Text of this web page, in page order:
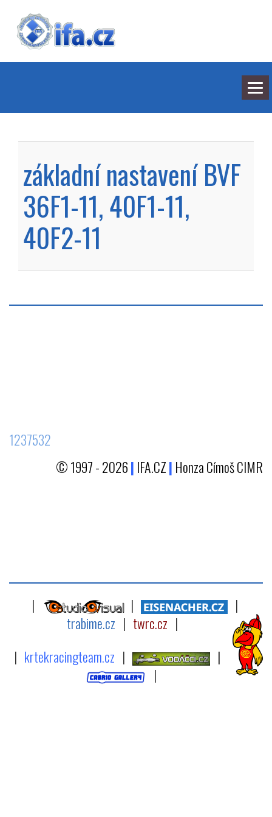
BARVY
SEDMILHÁŘI
ARCHIV
KONTAKT
základní nastavení BVF
36F1-11, 40F1-11,
40F2-11
1237532
© 1997 - 2026| IFA.CZ| Honza Címoš CIMR
| |
|
trabime.cz | twrc.cz |
| krtekracingteam.cz |
|
|